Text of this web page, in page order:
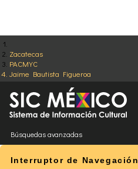
Zacatecas
PACMYC
Jaime Bautista Figueroa
Búsquedas avanzadas
Interruptor de Navegación